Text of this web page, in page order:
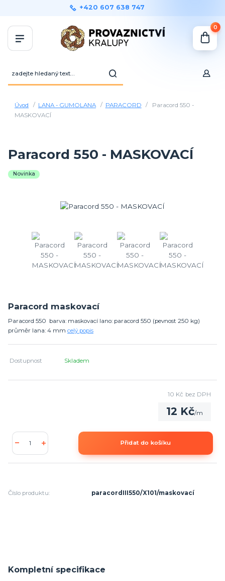
+420 607 638 747
0
Úvod LANA - GUMOLANA PARACORD
Paracord 550 -
MASKOVACÍ
Paracord 550 - MASKOVACÍ
Novinka
Paracord maskovací
Paracord 550 barva: maskovací lano: paracord 550 (pevnost 250 kg)
průměr lana: 4 mm celý popis
Dostupnost Skladem
12 Kč/m
10 Kč bez DPH
Přidat do košíku
Číslo produktu: paracordIII550/X101/maskovací
Kompletní specifikace